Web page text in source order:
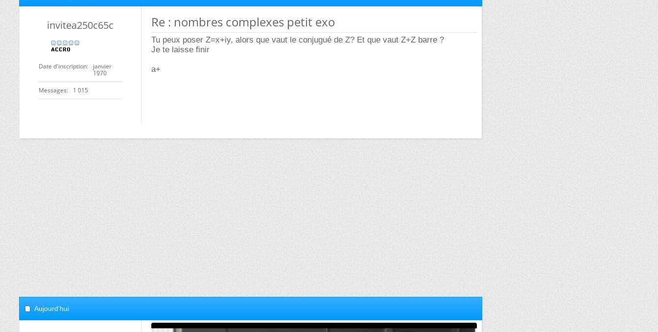
invitea250c65c
Date d'inscription
janvier
1970
Messages 1 015
Re : nombres complexes petit exo
Tu peux poser Z=x+iy, alors que vaut le conjugué de Z? Et que vaut Z+Z barre ?
Je te laisse finir
a+
Aujourd'hui